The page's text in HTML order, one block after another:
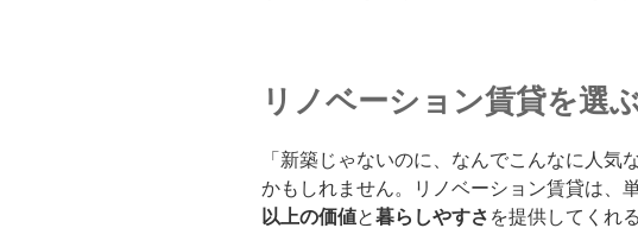
リノベーション賃貸を選
「新築じゃないのに、なんでこんなに人気
かもしれません。リノベーション賃貸は、
以上の価値と暮らしやすさ を提供してくれ